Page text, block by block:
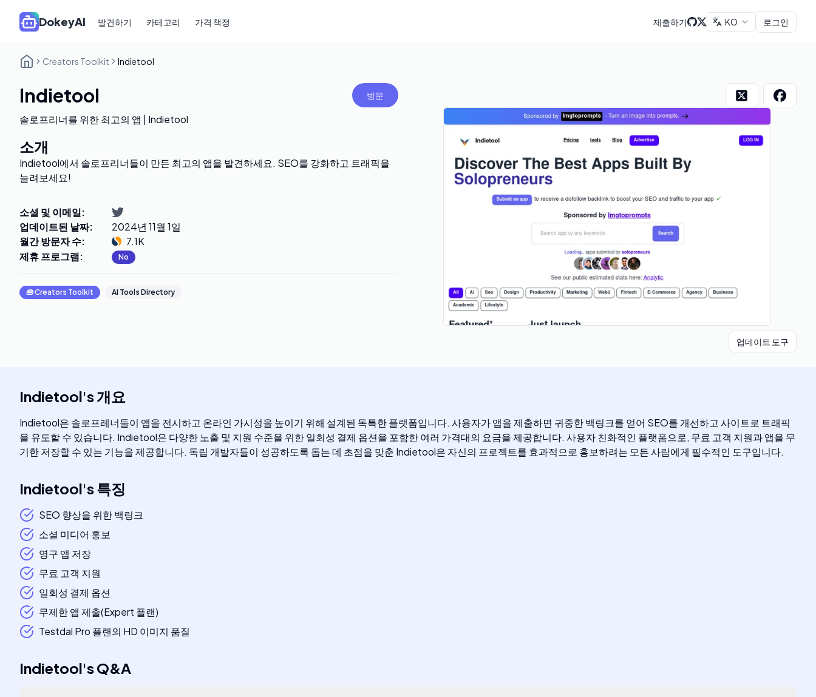
DokeyAI 발견하기 카테고리 가격 책정 제출하기 KO 로그인
Creators Toolkit Indietool
Indietool 방문
솔로프리너를 위한 최고의 앱 | Indietool
소개
Indietool에서 솔로프리너들이 만든 최고의 앱을 발견하세요. SEO를 강화하고 트래픽을
늘려보세요!
소셜 및 이메일:
업데이트된 날짜:
2024년 11월 1일
월간 방문자 수:
7.1K
제휴 프로그램: No
🧰Creators Toolkit AI Tools Directory
업데이트 도구
Indietool's개요
Indietool은 솔로프레너들이 앱을 전시하고 온라인 가시성을 높이기 위해 설계된 독특한 플랫폼입니다. 사용자가 앱을 제출하면 귀중한 백링크를 얻어 SEO를 개선하고 사이트로 트래픽
을 유도할 수 있습니다. Indietool은 다양한 노출 및 지원 수준을 위한 일회성 결제 옵션을 포함한 여러 가격대의 요금을 제공합니다. 사용자 친화적인 플랫폼으로, 무료 고객 지원과 앱을 무
기한 저장할 수 있는 기능을 제공합니다. 독립 개발자들이 성공하도록 돕는 데 초점을 맞춘 Indietool은 자신의 프로젝트를 효과적으로 홍보하려는 모든 사람에게 필수적인 도구입니다.
Indietool's특징
SEO 향상을 위한 백링크
소셜 미디어 홍보
영구 앱 저장
무료 고객 지원
일회성 결제 옵션
무제한 앱 제출(Expert 플랜)
Testdal Pro 플랜의 HD 이미지 품질
Indietool'sQ&A